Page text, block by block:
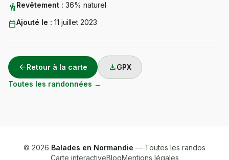
hikingRevêtement : 36% naturel
calendar_todayAjouté le : 11 juillet 2023
arrow_back Retour à la carte downloadGPX
Toutes les randonnées →
© 2026 Balades en Normandie — Toutes les randos
Carte interactiveBlogMentions légales